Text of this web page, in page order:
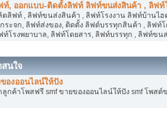
ท์, ออกแบบ-ติดตั้งลิฟท์ ลิฟท์ขนส่งสินค้า , ลิฟท์
ตลิฟท์ , ลิฟท์ขนส่งสินค้า , ลิฟท์โรงงาน ลิฟท์บ้านไ
ระจก, ลิฟท์ส่งของ, ติดตั้ง ลิฟต์บรรทุกสินค้า , ลิฟท์
ท์โรงพยาบาล, ลิฟท์โดยสาร, ลิฟท์บรรทุก , ลิฟท์ขน
นใจ
องออนไลน์ให้ปัง
ลูกค้าโพสฟรี smf ขายของออนไลน์ให้ปัง smf โพสต์